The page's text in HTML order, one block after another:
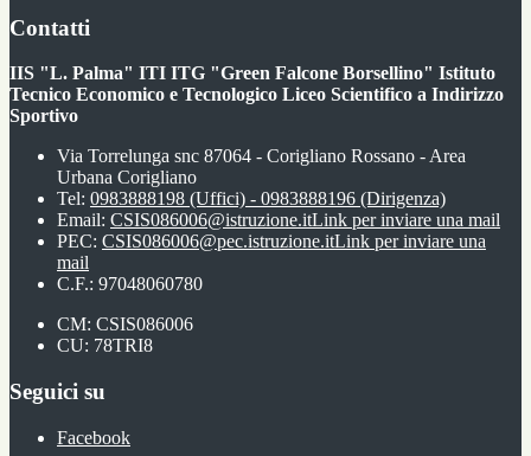
Contatti
IIS "L. Palma" ITI ITG "Green Falcone Borsellino" Istituto
Tecnico Economico e Tecnologico Liceo Scientifico a Indirizzo
Sportivo
Via Torrelunga snc 87064 - Corigliano Rossano - Area
Urbana Corigliano
Tel: 0983888198 (Uffici) - 0983888196 (Dirigenza)
Email: CSIS086006@istruzione.itLink per inviare una mail
PEC: CSIS086006@pec.istruzione.itLink per inviare una
mail
C.F.: 97048060780
CM: CSIS086006
CU: 78TRI8
Seguici su
Facebook